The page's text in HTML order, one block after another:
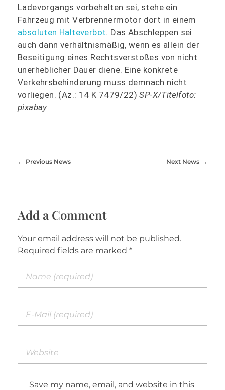
Ladevorgangs vorbehalten sei, stehe ein
Fahrzeug mit Verbrennermotor dort in einem
absoluten Halteverbot. Das Abschleppen sei
auch dann verhältnismäßig, wenn es allein der
Beseitigung eines Rechtsverstoßes von nicht
unerheblicher Dauer diene. Eine konkrete
Verkehrsbehinderung muss demnach nicht
vorliegen. (Az.: 14 K 7479/22)SP-X/Titelfoto:
pixabay
Previous News Next News
Add a Comment
Your email address will not be published.
Required fields are marked *
Save my name, email, and website in this